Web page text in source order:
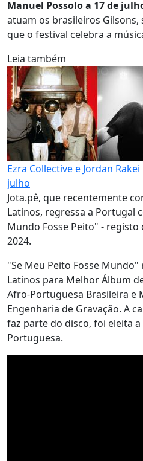
Manuel Possolo a 17 de
atuam os brasileiros
que o festival celebra a
Leia também
Ezra Collective e Jordan
julho
Jota.pê, que recentemente
Latinos, regressa a Portugal
Mundo Fosse Peito" -
2024.
"Se Meu Peito Fosse
Latinos para Melhor Álbum
Afro-Portuguesa Brasileira e
Engenharia de Gravação. A
faz parte do disco, foi eleita
Portuguesa.